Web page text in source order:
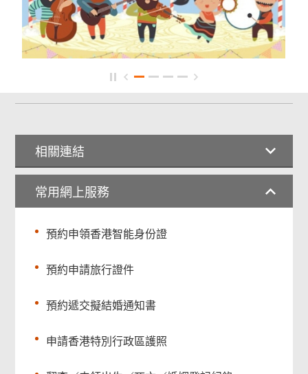
相關連結
常用網上服務
預約申領香港智能身份證
預約申請旅行證件
預約遞交擬結婚通知書
申請香港特別行政區護照